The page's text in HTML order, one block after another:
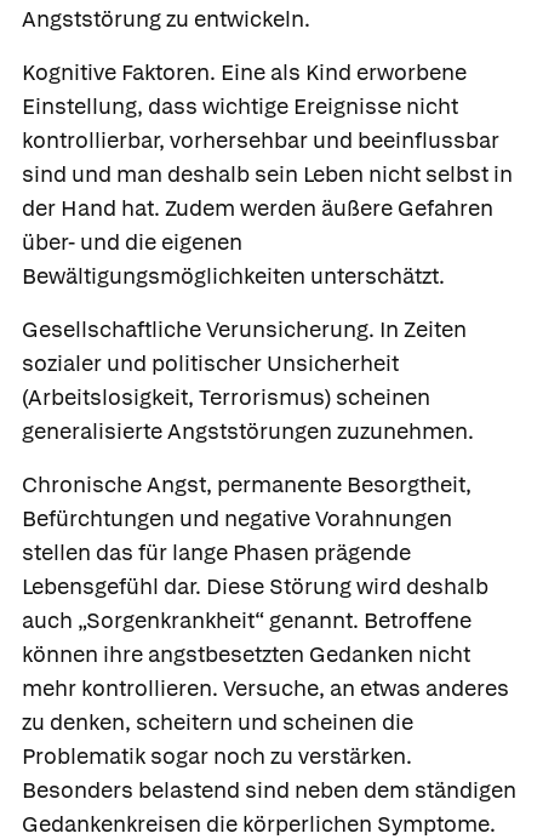
Angststörung zu entwickeln.
Kognitive Faktoren. Eine als Kind erworbene
Einstellung, dass wichtige Ereignisse nicht
kontrollierbar, vorhersehbar und beeinflussbar
sind und man deshalb sein Leben nicht selbst in
der Hand hat. Zudem werden äußere Gefahren
über- und die eigenen
Bewältigungsmöglichkeiten unterschätzt.
Gesellschaftliche Verunsicherung. In Zeiten
sozialer und politischer Unsicherheit
(Arbeitslosigkeit, Terrorismus) scheinen
generalisierte Angststörungen zuzunehmen.
Chronische Angst, permanente Besorgtheit,
Befürchtungen und negative Vorahnungen
stellen das für lange Phasen prägende
Lebensgefühl dar. Diese Störung wird deshalb
auch „Sorgenkrankheit“ genannt. Betroffene
können ihre angstbesetzten Gedanken nicht
mehr kontrollieren. Versuche, an etwas anderes
zu denken, scheitern und scheinen die
Problematik sogar noch zu verstärken.
Besonders belastend sind neben dem ständigen
Gedankenkreisen die körperlichen Symptome.